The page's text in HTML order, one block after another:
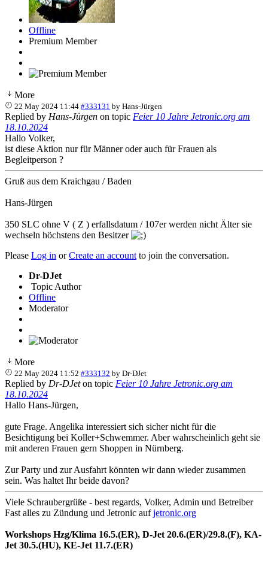
Offline
Premium Member
More
22 May 2024 11:44 #333131 byHans-Jürgen
Replied by Hans-Jürgen on topic Feier 10 Jahre Jetronic.org am
18.10.2024
Hallo Volker,
ist diese Aktion nur für Männer oder auch für Frauen als
Begleitperson ?
Gruß aus dem Kraichgau / Baden
Hans-Jürgen
350 SLC ohne V ( Z ) erfallsdatum / 107er werden nicht Älter sie
wechseln höchstens den Besitzer
Please Log in orCreate an account to join the conversation.
Dr-DJet
Topic Author
Offline
Moderator
More
22 May 2024 11:52 #333132 byDr-DJet
Replied by Dr-DJeton topic Feier 10 Jahre Jetronic.org am
18.10.2024
Hallo Hans-Jürgen,
gute Frage. Angelika interessiert sich sicher nicht für die
Besichtigung bei Koller+Schwemmer. Aber wahrscheinlich geht sie
mit anderen Frauen gern Shoppen in Nürnberg.
Zur Party und zur Ausfahrt könnten wir dann wieder zusammen
sein. Was haltet Ihr beide davon?
Viele Schraubergrüße - best regards, Volker, Admin und Betreiber
Fast alles zu Zündung und Jetronic aufjetronic.org
Workshops Hzg/Klima 16.5.(ER), D-Jet 20.6.(ER)/29.8.(F), KA-
Jet 30.5.(HU), KE-Jet 11.7.(ER)